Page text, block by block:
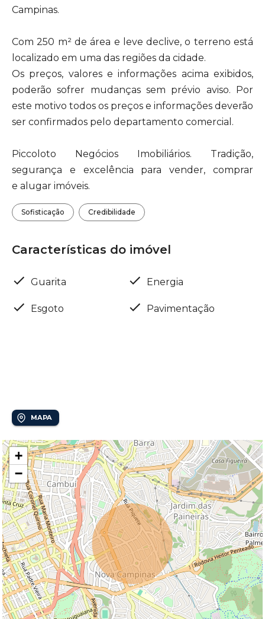
Campinas.
Com 250 m² de área e leve declive, o terreno está
localizado em uma das regiões da cidade.
Os preços, valores e informações acima exibidos,
poderão sofrer mudanças sem prévio aviso. Por
este motivo todos os preços e informações deverão
ser confirmados pelo departamento comercial.
Piccoloto Negócios Imobiliários. Tradição,
segurança e excelência para vender, comprar
e alugar imóveis.
Sofisticação Credibilidade
Características do imóvel
Guarita Energia
Esgoto Pavimentação
MAPA
+
−